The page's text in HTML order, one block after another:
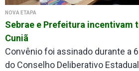
NOVA ETAPA
Sebrae e Prefeitura incentivam
Cuniã
Convênio foi assinado durante a
do Conselho Deliberativo